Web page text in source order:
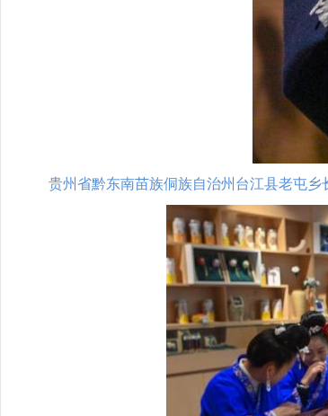
贵州省黔东南苗族侗族自治州台江县老屯乡